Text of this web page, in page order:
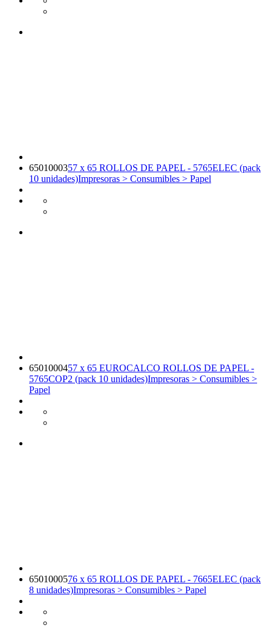
6501000357 x 65 ROLLOS DE PAPEL - 5765ELEC (pack
10 unidades)Impresoras > Consumibles > Papel
6501000457 x 65 EUROCALCO ROLLOS DE PAPEL -
5765COP2 (pack 10 unidades)Impresoras > Consumibles >
Papel
6501000576 x 65 ROLLOS DE PAPEL - 7665ELEC (pack
8 unidades)Impresoras > Consumibles > Papel